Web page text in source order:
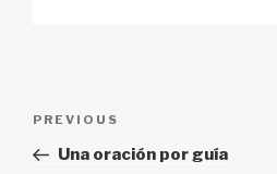
Previous
Post
PREVIOUS
Una oración por guía